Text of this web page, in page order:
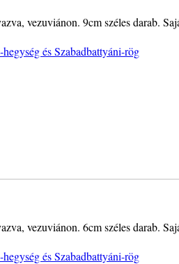
vezuviánon. 9cm széles darab.
és Szabadbattyáni-rög
vezuviánon. 6cm széles darab.
és Szabadbattyáni-rög